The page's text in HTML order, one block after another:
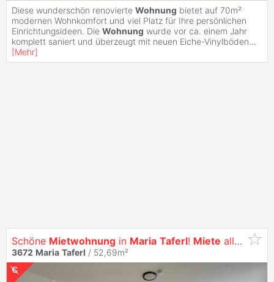
Diese wunderschön renovierte Wohnung bietet auf 70m²
modernen Wohnkomfort und viel Platz für Ihre persönlichen
Einrichtungsideen. Die Wohnung wurde vor ca. einem Jahr
komplett saniert und überzeugt mit neuen Eiche-Vinylböden...
[Mehr]
Schöne Mietwohnung in Maria Taferl! Miete alles Inklusive!
3672 Maria Taferl / 52,69m²